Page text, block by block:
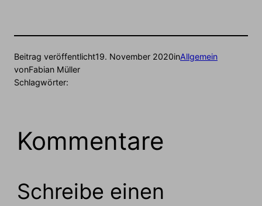
Beitrag veröffentlicht19. November 2020inAllgemein
vonFabian Müller
Schlagwörter:
Kommentare
Schreibe einen